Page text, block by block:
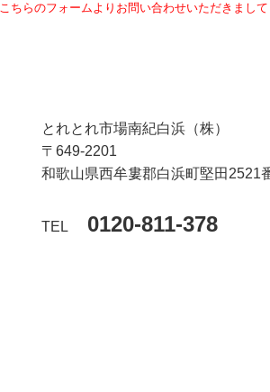
こちらのフォームよりお問い合わせいただきまし
とれとれ市場南紀白浜（株）
〒649-2201
和歌山県西牟婁郡白浜町堅田2521
TEL 0120-811-378